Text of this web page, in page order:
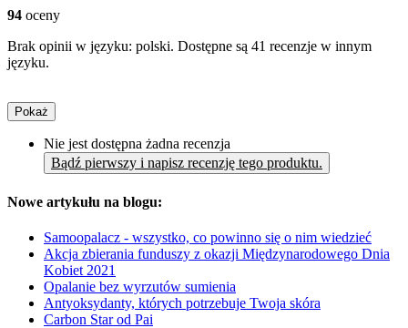
94 oceny
Brak opinii w języku: polski. Dostępne są 41 recenzje w innym
języku.
Pokaż
Nie jest dostępna żadna recenzja
Bądź pierwszy i napisz recenzję tego produktu.
Nowe artykułu na blogu:
Samoopalacz - wszystko, co powinno się o nim wiedzieć
Akcja zbierania funduszy z okazji Międzynarodowego Dnia
Kobiet 2021
Opalanie bez wyrzutów sumienia
Antyoksydanty, których potrzebuje Twoja skóra
Carbon Star od Pai